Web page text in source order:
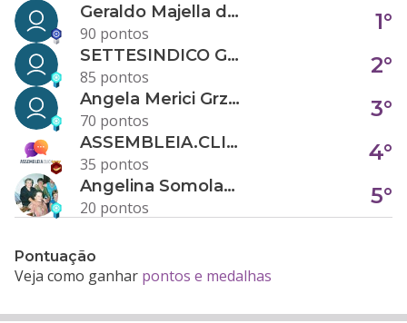
Geraldo Majella da Silva
90 pontos
1°
SETTESINDICO GOVERNANÇA CONDOMINIAL
85 pontos
2°
Angela Merici Grzybowski
70 pontos
3°
ASSEMBLEIA.CLICK
35 pontos
4°
Angelina Somolanji R. Oliveira
20 pontos
5°
Pontuação
Veja como ganhar pontos e medalhas